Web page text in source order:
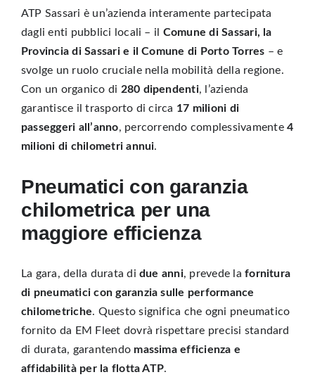
ATP Sassari è un’azienda interamente partecipata
dagli enti pubblici locali – il Comune di Sassari, la
Provincia di Sassari e il Comune di Porto Torres – e
svolge un ruolo cruciale nella mobilità della regione.
Con un organico di 280 dipendenti, l’azienda
garantisce il trasporto di circa 17 milioni di
passeggeri all’anno, percorrendo complessivamente 4
milioni di chilometri annui.
Pneumatici con garanzia
chilometrica per una
maggiore efficienza
La gara, della durata di due anni, prevede lafornitura
di pneumatici con garanzia sulle performance
chilometriche. Questo significa che ogni pneumatico
fornito da EM Fleet dovrà rispettare precisi standard
di durata, garantendo massima efficienza e
affidabilità per la flotta ATP.